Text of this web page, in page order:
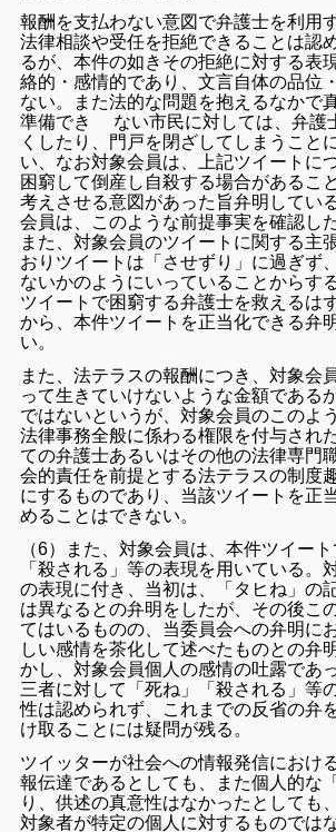
報酬を支払わない意図で弁護士を利用
法律相談や受任を拒絶できることは認
るが、本件の如きその拒絶に対する表
絡的・感情的であり、文言自体の品位
ない。また法的な問題を抱えるなかで
準備でき ない市民に対しては、弁護
くしたり、門戸を閉ざしてしまうこと
い、なお対象会員は、上記ツイートに
困窮して倒産し自殺する場合があるこ
考えさせる意図があった旨弁明してい
会員は、このような前提事実を確認し
また、対象会員のツイートに関する主
おりツイートは「させずり」に過ぎず
ないかのようにいっていることからす
ツイートで困窮する弁護士を救えるは
から、本件ツイートを正当化できる弁
い。
また、法テラスの報酬につき、対象会
って生きていけないような金額である
ではないというが、対象会員のこのよ
法律事務全般に係わる権限を付与され
ての弁護士あるいはその他の法律専門
会的責任を前提とする法テラスの制度
にするものであり、当該ツイートを正
めることはできない。
（6）また、対象会員は、本件ツイート
「殺される」等の表現を用いている。
の表現に付き、当初は、「タヒね」の
は異なるとの弁明をしたが、その後こ
てはいるものの、当委員会への弁明に
しい感情を茶化して述べたものとの弁
かし、対象会員個人の感情の吐露であ
三者に対して「死ね」「殺される」等
性は認められず、これまでの反省の弁
け取ることには疑問が残る。
ツイッターが社会への情報発信におけ
報伝達であるとしても、また個人的な
り、供述の真意性はなかったとしても
対象者が特定の個人に対するものでは